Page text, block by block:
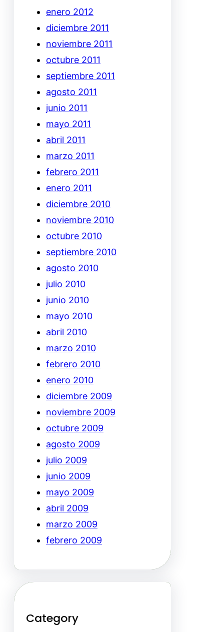
enero 2012
diciembre 2011
noviembre 2011
octubre 2011
septiembre 2011
agosto 2011
junio 2011
mayo 2011
abril 2011
marzo 2011
febrero 2011
enero 2011
diciembre 2010
noviembre 2010
octubre 2010
septiembre 2010
agosto 2010
julio 2010
junio 2010
mayo 2010
abril 2010
marzo 2010
febrero 2010
enero 2010
diciembre 2009
noviembre 2009
octubre 2009
agosto 2009
julio 2009
junio 2009
mayo 2009
abril 2009
marzo 2009
febrero 2009
Category